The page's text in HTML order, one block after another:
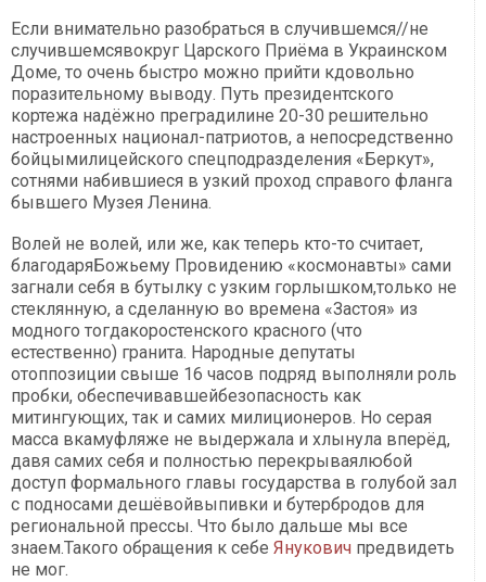
Если внимательно разобраться в случившемся//не
случившемсявокруг Царского Приёма в Украинском
Доме, то очень быстро можно прийти кдовольно
поразительному выводу. Путь президентского
кортежа надёжно преградилине 20-30 решительно
настроенных национал-патриотов, а непосредственно
бойцымилицейского спецподразделения «Беркут»,
сотнями набившиеся в узкий проход справого фланга
бывшего Музея Ленина.
Волей не волей, или же, как теперь кто-то считает,
благодаряБожьему Провидению «космонавты» сами
загнали себя в бутылку с узким горлышком,только не
стеклянную, а сделанную во времена «Застоя» из
модного тогдакоростенского красного (что
естественно) гранита. Народные депутаты
отоппозиции свыше 16 часов подряд выполняли роль
пробки, обеспечивавшейбезопасность как
митингующих, так и самих милиционеров. Но серая
масса вкамуфляже не выдержала и хлынула вперёд,
давя самих себя и полностью перекрываялюбой
доступ формального главы государства в голубой зал
с подносами дешёвойвыпивки и бутербродов для
региональной прессы. Что было дальше мы все
знаем.Такого обращения к себе Янукович предвидеть
не мог.